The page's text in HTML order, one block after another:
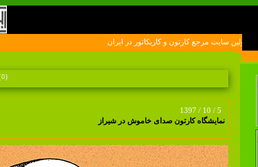
اولين سايت مرجع کارتون و کاريکاتور در ايران
1397 / 10 / 5
نمایشگاه کارتون صدای خاموش در شیراز